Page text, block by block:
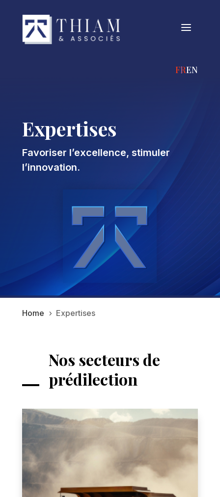
a
FRANÇAIS
Expertises
Favoriser l’excellence, stimuler
l’innovation.
Home 5 Expertises
Nos secteurs de
prédilection